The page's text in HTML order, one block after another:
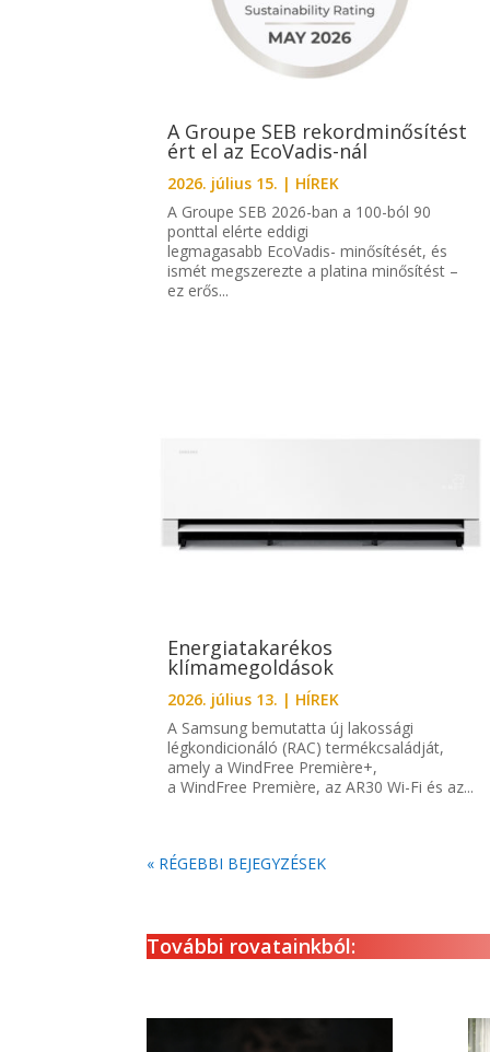
A Groupe SEB rekordminősítést
ért el az EcoVadis-nál
2026. július 15. | HÍREK
A Groupe SEB 2026-ban a 100-ból 90
ponttal elérte eddigi
legmagasabb EcoVadis- minősítését, és
ismét megszerezte a platina minősítést –
ez erős...
Energiatakarékos
klímamegoldások
2026. július 13. | HÍREK
A Samsung bemutatta új lakossági
légkondicionáló (RAC) termékcsaládját,
amely a WindFree Première+,
a WindFree Première, az AR30 Wi-Fi és az...
« RÉGEBBI BEJEGYZÉSEK
További rovatainkból: